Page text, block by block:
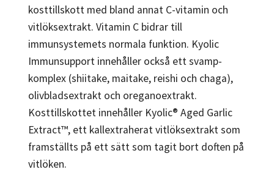
kosttillskott med bland annat C-vitamin och
vitlöksextrakt. Vitamin C bidrar till
immunsystemets normala funktion. Kyolic
Immunsupport innehåller också ett svamp-
komplex (shiitake, maitake, reishi och chaga),
olivbladsextrakt och oreganoextrakt.
Kosttillskottet innehåller Kyolic® Aged Garlic
Extract™, ett kallextraherat vitlöksextrakt som
framställts på ett sätt som tagit bort doften på
vitlöken.